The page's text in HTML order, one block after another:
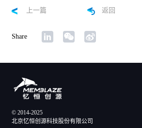
上一篇 返回
Share
© 2014-2025
北京忆恒创源科技股份有限公司